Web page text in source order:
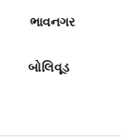
ભાવનગર
બોલિવૂડ